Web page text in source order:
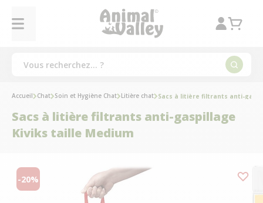
Accueil Chat Soin et Hygiène Chat Litière chat Sacs à litière filtrants anti-
Sacs à litière filtrants anti-gaspillage
Kiviks taille Medium
-20%